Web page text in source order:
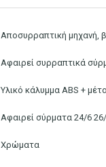
Αποσυρραπτική μηχανή,
Αφαιρεί συρραπτικά
Υλικό κάλυμμα ABS +
Αφαιρεί σύρματα 24/6
Χρώματα